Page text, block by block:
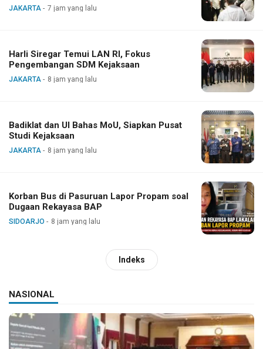
JAKARTA 7 jam yang lalu
Harli Siregar Temui LAN RI, Fokus
Pengembangan SDM Kejaksaan
JAKARTA 8 jam yang lalu
Badiklat dan UI Bahas MoU, Siapkan Pusat
Studi Kejaksaan
JAKARTA 8 jam yang lalu
Korban Bus di Pasuruan Lapor Propam soal
Dugaan Rekayasa BAP
SIDOARJO 8 jam yang lalu
Indeks
NASIONAL